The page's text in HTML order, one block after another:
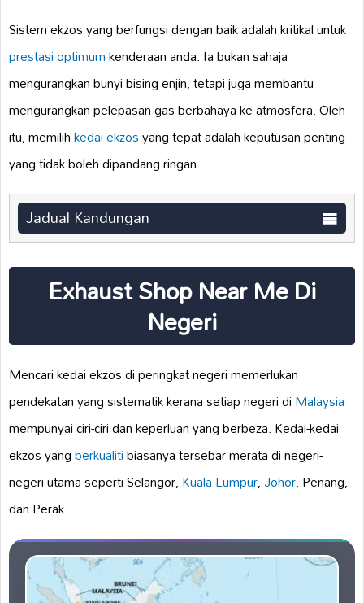
Sistem ekzos yang berfungsi dengan baik adalah kritikal untuk
prestasi optimumkenderaan anda. Ia bukan sahaja
mengurangkan bunyi bising enjin, tetapi juga membantu
mengurangkan pelepasan gas berbahaya ke atmosfera. Oleh
itu, memilihkedai ekzosyang tepat adalah keputusan penting
yang tidak boleh dipandang ringan.
Jadual Kandungan
Exhaust Shop Near Me Di
Negeri
Mencari kedai ekzos di peringkat negeri memerlukan
pendekatan yang sistematik kerana setiap negeri diMalaysia
mempunyai ciri-ciri dan keperluan yang berbeza. Kedai-kedai
ekzos yangberkualitibiasanya tersebar merata di negeri-
negeri utama seperti Selangor,Kuala Lumpur,Johor, Penang,
dan Perak.